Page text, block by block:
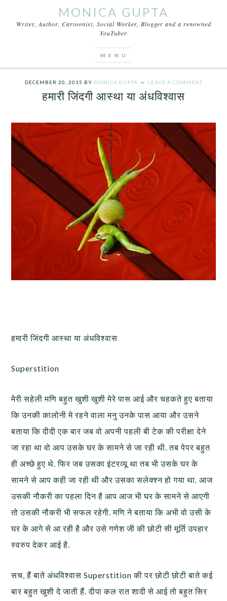
MONICA GUPTA
Writer, Author, Cartoonist, Social Worker, Blogger and a renowned
YouTuber
DECEMBER 20, 2015 BY MONICA GUPTA LEAVE A COMMENT
हमारी जिंदगी आस्था या अंधविश्वास
हमारी जिंदगी आस्था या अंधविश्वास
Superstition
मेरी सहेली मणि बहुत खुशी खुशी मेरे पास आई और चहकते हुए बताया
कि उनकी कालोनी मे रहने वाला मनु उनके पास आया और उसने
बताया कि दीदी एक बार जब वो अपनी पहली बी टेक की परीक्षा देने
जा रहा था वो आप उसके घर के सामने से जा रही थी. तब पेपर बहुत
ही अच्छे हुए थे. फिर जब उसका इंटरव्यू था तब भी उसके घर के
सामने से आप कही जा रही थी और उसका सलेक्श्न हो गया था. आज
उसकी नौकरी का पहला दिन है आप आज भी घर के सामने से आएगी
तो उसकी नौकरी भी सफल रहेगी. मणि ने बताया कि अभी वो उसी के
घर के आगे स े आ रही है और उसे गणेश जी की छोटी सी मूर्ति उपहार
स्वरुप देकर आई है.
सच, हैं बाते अंधविश्वास Superstition की पर छोटी छोटी बाते कई
बार बहुत खुशी दे जाती हैं. दीपा कल रात शादी से आई तो बहुत सिर